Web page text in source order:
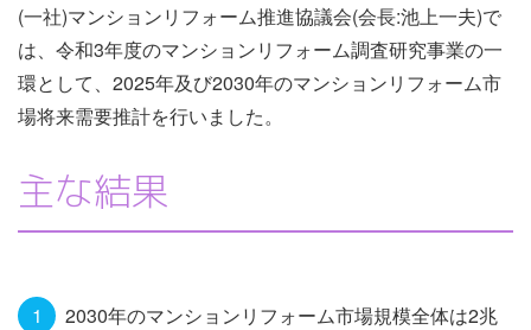
(一社)マンションリフォーム推進協議会(会長:池上一夫)で
は、令和3年度のマンションリフォーム調査研究事業の一
環として、2025年及び2030年のマンションリフォーム市
場将来需要推計を行いました。
主な結果
2030年のマンションリフォーム市場規模全体は2兆